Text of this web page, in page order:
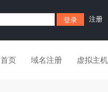
注册
首页 域名注册 虚拟主机